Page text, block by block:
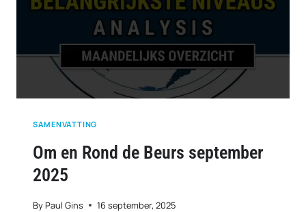
SAMENVATTING
Om en Rond de Beurs september
2025
ByPaul Gins 16 september, 2025